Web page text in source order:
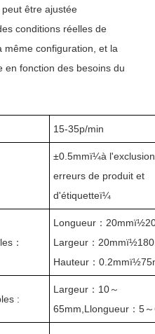
être ajustée
conditions réelles de
même configuration, et la
en fonction des besoins du
15-35p/min
±0. 5mmï¼à
erreurs de produit et
d'étiquetteï¼
：
Longueur：
Largeur：
Hauteur：
:
Largeur： 10～
65mm, L longueur： 5～